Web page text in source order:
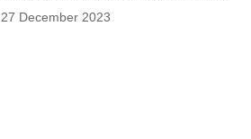
27 December 2023